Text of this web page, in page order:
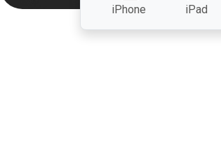
iPhone iPad